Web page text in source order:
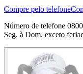
Compre pelo telefone
Número de telefone
Seg. à Dom. exceto